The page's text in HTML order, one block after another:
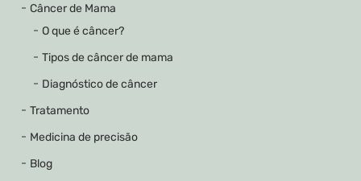
Câncer de Mama
O que é câncer?
Tipos de câncer de mama
Diagnóstico de câncer
Tratamento
Medicina de precisão
Blog